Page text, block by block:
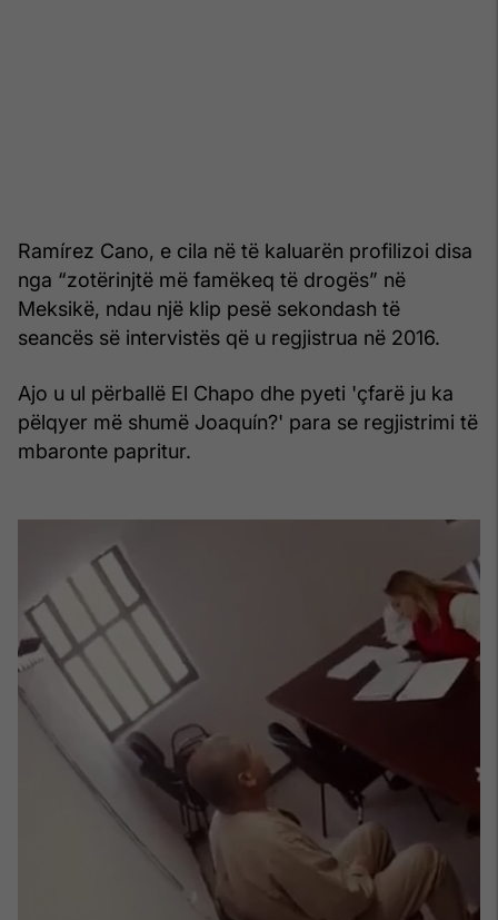
Ramírez Cano, e cila në të kaluarën profilizoi disa
nga “zotërinjtë më famëkeq të drogës” në
Meksikë, ndau një klip pesë sekondash të
seancës së intervistës që u regjistrua në 2016.
Ajo u ul përballë El Chapo dhe pyeti 'çfarë ju ka
pëlqyer më shumë Joaquín?' para se regjistrimi të
mbaronte papritur.